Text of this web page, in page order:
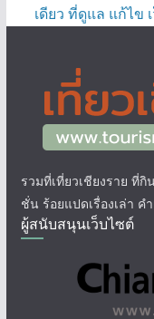
เดียว ที่ดูแล แก้ไ
รวมที่เที่ยวเชียงราย ที่
ชั่น ร้อยแปดเรื่องเล่า ค
ผู้สนับสนุนเว็บไซต์